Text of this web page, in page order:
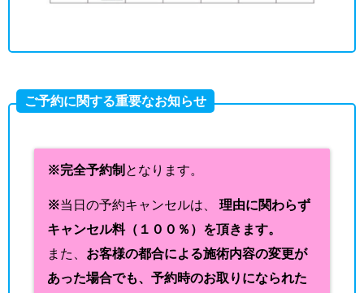
ご予約に関する重要なお知らせ
※完全予約制 となります。
※当日の予約キャンセルは、 理由に関わらず
キャンセル料（１００％）を頂きます。
また、 お客様の都合による施術内容の変更が
あった場合でも、予約時のお取りになられた